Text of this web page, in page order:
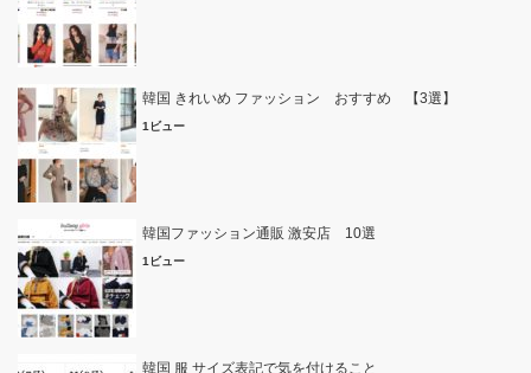
韓国 きれいめ ファッション おすすめ 【3選】
1ビュー
韓国ファッション通販 激安店 10選
1ビュー
韓国 服 サイズ表記で気を付けること